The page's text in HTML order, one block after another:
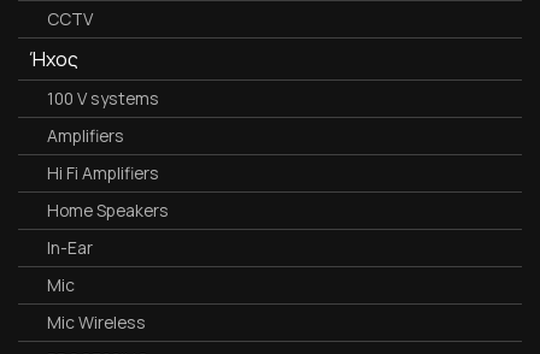
CCTV
Ήχος
100 V systems
Amplifiers
Hi Fi Amplifiers
Home Speakers
In-Ear
Mic
Mic Wireless